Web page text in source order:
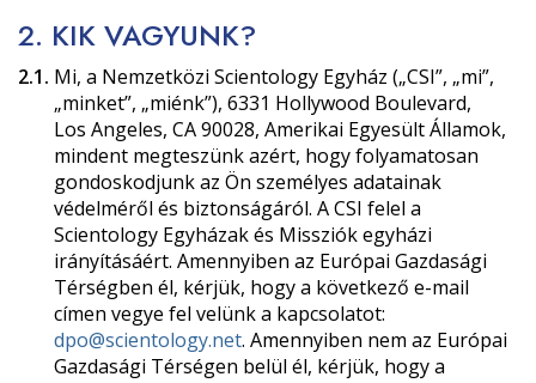
2. KIK VAGYUNK?
2.1. Mi, a Nemzetközi Scientology Egyház („CSI”, „mi”,
„minket”, „miénk”), 6331 Hollywood Boulevard,
Los Angeles, CA 90028, Amerikai Egyesült Államok,
mindent megteszünk azért, hogy folyamatosan
gondoskodjunk az Ön személyes adatainak
védelméről és biztonságáról. A CSI felel a
Scientology Egyházak és Missziók egyházi
irányításáért. Amennyiben az Európai Gazdasági
Térségben él, kérjük, hogy a következő e-mail
címen vegye fel velünk a kapcsolatot:
dpo@scientology.net. Amennyiben nem az Európai
Gazdasági Térségen belül él, kérjük, hogy a